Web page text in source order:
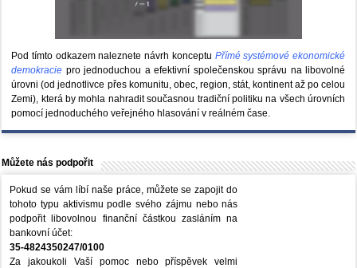
Pod tímto odkazem naleznete návrh konceptu Přímé systémové ekonomické
demokracie pro jednoduchou a efektivní společenskou správu na libovolné
úrovni (od jednotlivce přes komunitu, obec, region, stát, kontinent až po celou
Zemi), která by mohla nahradit současnou tradiční politiku na všech úrovních
pomocí jednoduchého veřejného hlasování v reálném čase.
Můžete nás podpořit
Pokud se vám líbí naše práce, můžete se zapojit do
tohoto typu aktivismu podle svého zájmu nebo nás
podpořit libovolnou finanční částkou zasláním na
bankovní účet:
35-4824350247/0100
Za jakoukoli Vaší pomoc nebo příspěvek velmi